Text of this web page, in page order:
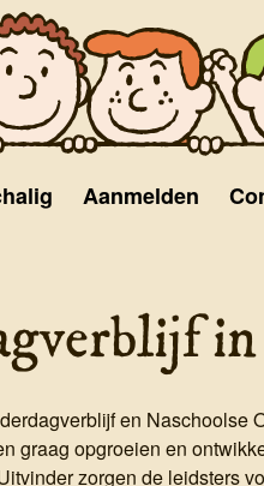
Aanmelden
en Naschoolse
opgroeien en
zorgen de leidsters